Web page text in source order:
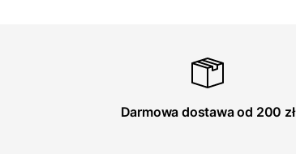
Darmowa dostawa od 200 zł